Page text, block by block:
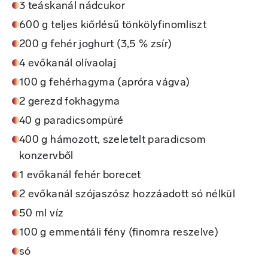
3 teáskanál nádcukor
600 g teljes kiőrlésű tönkölyfinomliszt
200 g fehér joghurt (3,5 % zsír)
4 evőkanál olívaolaj
100 g fehérhagyma (apróra vágva)
2 gerezd fokhagyma
40 g paradicsompüré
400 g hámozott, szeletelt paradicsom
konzervből
1 evőkanál fehér borecet
2 evőkanál szójaszósz hozzáadott só nélkül
50 ml víz
100 g emmentáli fény (finomra reszelve)
só